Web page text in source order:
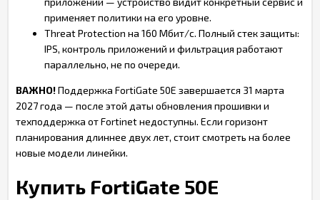
применяет политики на его уровне.
Threat Protection на 160 Мбит/с. Полный стек защиты:
IPS, контроль приложений и фильтрация работают
параллельно, не по очереди.
ВАЖНО!Поддержка FortiGate 50E завершается 31 марта
2027 года — после этой даты обновления прошивки и
техподдержка от Fortinet недоступны. Если горизонт
планирования длиннее двух лет, стоит смотреть на более
новые модели линейки.
Купить FortiGate 50E